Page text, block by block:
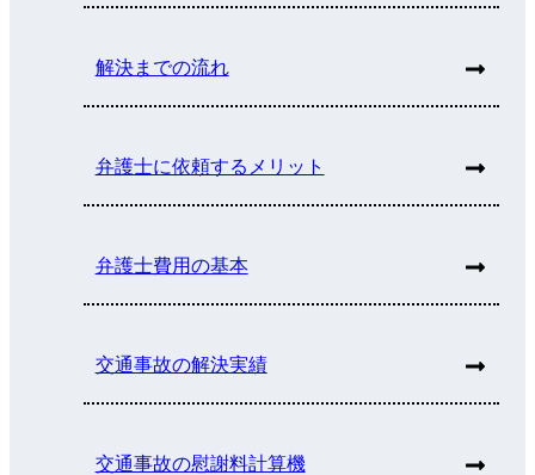
解決までの流れ
弁護士に依頼するメリット
弁護士費用の基本
交通事故の解決実績
交通事故の慰謝料計算機